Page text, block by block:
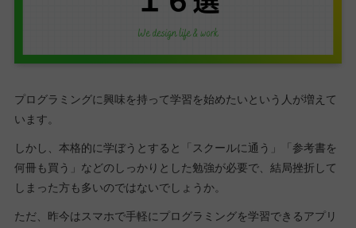
プログラミングに興味を持って学習を始めたいという人が増えて
います。
しかし、本格的に学ぼうとすると「スクールに通う」「参考書を
何冊も買う」などのしっかりとした勉強が必要で、結局挫折して
しまった方も多いのではないでしょうか。
ただ、昨今はスマホで手軽にプログラミングを学習できるアプリ